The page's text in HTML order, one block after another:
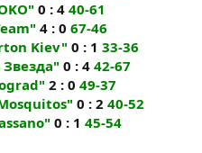
0 : 4 40-61
4 : 0 67-46
Kiev" 0 : 1 33-36
0 : 4 42-67
2 : 0 49-37
0 : 2 40-52
0 : 1 45-54